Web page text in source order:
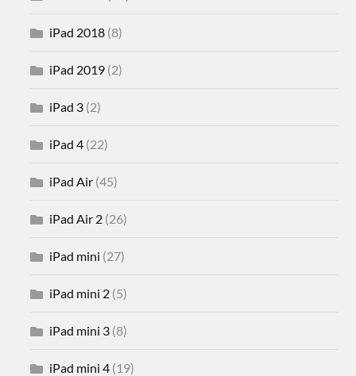
iPad 2018 (8)
iPad 2019 (2)
iPad 3 (2)
iPad 4 (22)
iPad Air (45)
iPad Air 2 (26)
iPad mini (27)
iPad mini 2 (5)
iPad mini 3 (8)
iPad mini 4 (19)